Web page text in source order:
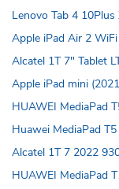
Lenovo Tab 4
Apple iPad Air 2
Alcatel 1T 7" Tablet
Apple iPad mini
HUAWEI MediaPad
Huawei MediaPad
Alcatel 1T 7 2022
HUAWEI MediaPad